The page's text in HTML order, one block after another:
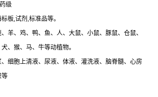
级
板,试剂 ,标准品等。
羊、鸡、鸭、鱼、人、大鼠、小鼠、豚鼠、仓鼠、
、猴、马、牛等动植物。
细胞上清液、尿液、体液、灌洗液、脑脊髓、心房
等